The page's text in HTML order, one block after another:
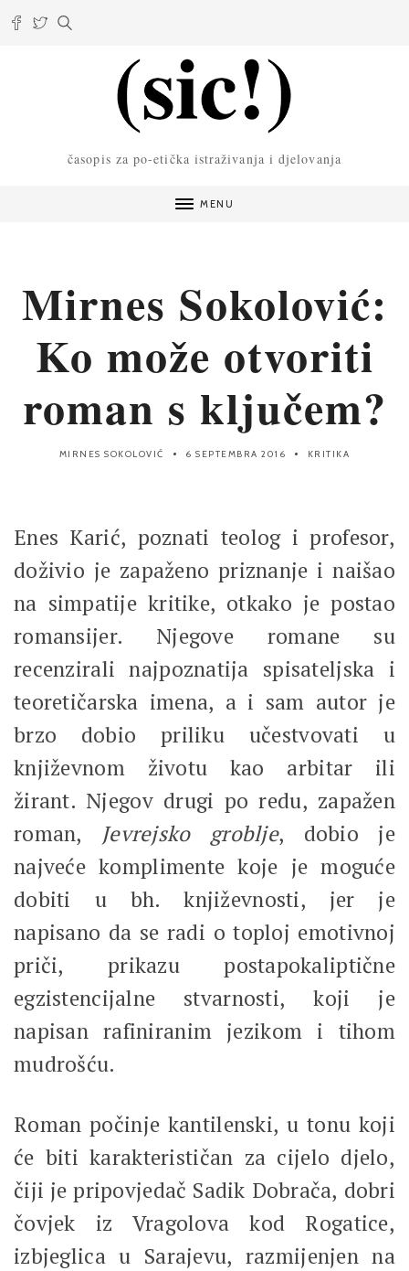
časopis za po-etička istraživanja i djelovanja
MENU
Mirnes Sokolović:
Ko može otvoriti
roman s ključem?
MIRNES SOKOLOVIĆ 6 SEPTEMBRA 2016 KRITIKA
Enes Karić, poznati teolog i profesor,
doživio je zapaženo priznanje i naišao
na simpatije kritike, otkako je postao
romansijer. Njegove romane su
recenzirali najpoznatija spisateljska i
teoretičarska imena, a i sam autor je
brzo dobio priliku učestvovati u
književnom životu kao arbitar ili
žirant. Njegov drugi po redu, zapažen
roman, Jevrejsko groblje, dobio je
najveće komplimente koje je moguće
dobiti u bh. književnosti, jer je
napisano da se radi o toploj emotivnoj
priči, prikazu postapokaliptične
egzistencijalne stvarnosti, koji je
napisan rafiniranim jezikom i tihom
mudrošću.
Roman počinje kantilenski, u tonu koji
će biti karakterističan za cijelo djelo,
čiji je pripovjedač Sadik Dobrača, dobri
čovjek iz Vragolova kod Rogatice,
izbjeglica u Sarajevu, razmijenjen na